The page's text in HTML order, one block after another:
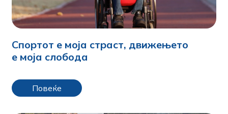
Спортот е моја страст, движењето
е моја слобода
Повеќе